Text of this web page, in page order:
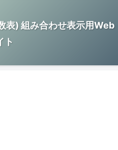
表) 組み合わせ表示用Web
ト